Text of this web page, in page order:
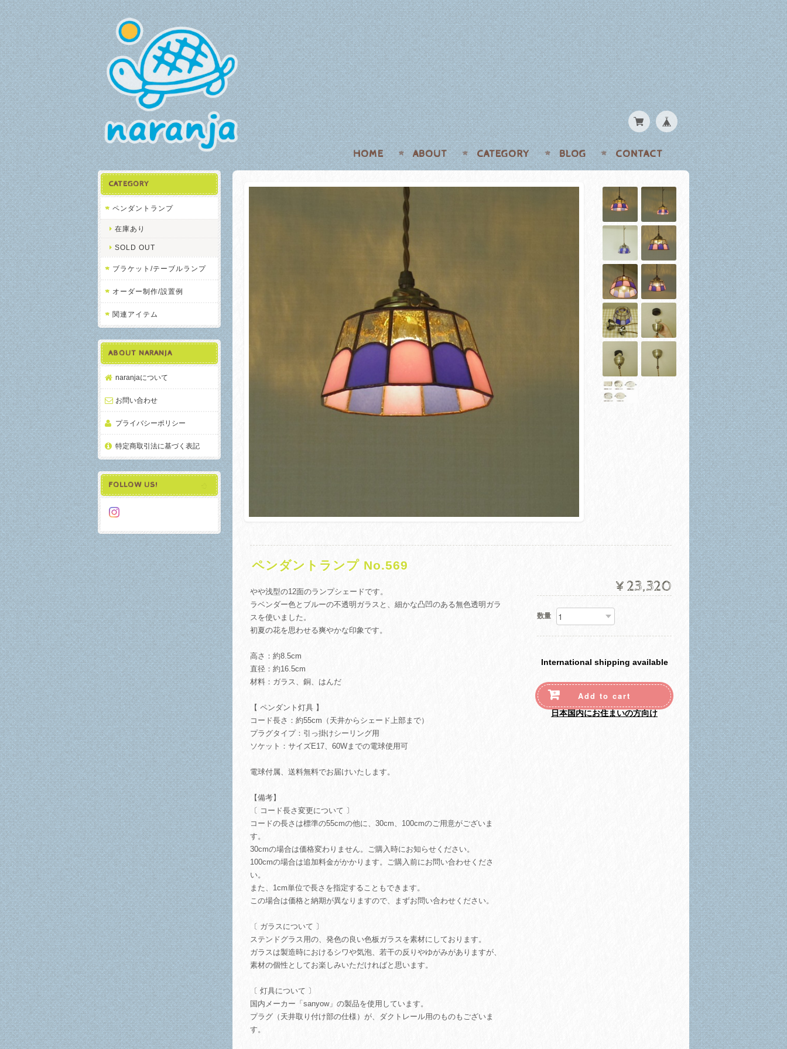
HOME ABOUT CATEGORY BLOG CONTACT
ペンダントランプ No.569
やや浅型の12面のランプシェードです。
ラベンダー色とブルーの不透明ガラスと、細かな凸凹のある無色透明ガラ
スを使いました。
初夏の花を思わせる爽やかな印象です。
高さ：約8.5cm
直径：約16.5cm
材料：ガラス、銅、はんだ
【 ペンダント灯具 】
コード長さ：約55cm（天井からシェード上部まで）
プラグタイプ：引っ掛けシーリング用
ソケット：サイズE17、60Wまでの電球使用可
電球付属、送料無料でお届けいたします。
【備考】
〔 コード長さ変更について 〕
コードの長さは標準の55cmの他に、30cm、100cmのご用意がございま
す。
30cmの場合は価格変わりません。ご購入時にお知らせください。
100cmの場合は追加料金がかかります。ご購入前にお問い合わせくださ
い。
また、1cm単位で長さを指定することもできます。
この場合は価格と納期が異なりますので、まずお問い合わせください。
〔 ガラスについて 〕
ステンドグラス用の、発色の良い色板ガラスを素材にしております。
ガラスは製造時におけるシワや気泡、若干の反りやゆがみがありますが、
素材の個性としてお楽しみいただければと思います。
〔 灯具について 〕
国内メーカー「sanyow」の製品を使用しています。
プラグ（天井取り付け部の仕様）が、ダクトレール用のものもございま
す。
¥23,320
数量
International shipping available
Add to cart
日本国内にお住まいの方向け
CATEGORY
ペンダントランプ
在庫あり
SOLD OUT
ブラケット/テーブルランプ
オーダー制作/設置例
関連アイテム
ABOUT NARANJA
naranjaについて
お問い合わせ
プライバシーポリシー
特定商取引法に基づく表記
FOLLOW US!